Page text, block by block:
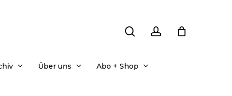
Über uns Abo + Shop